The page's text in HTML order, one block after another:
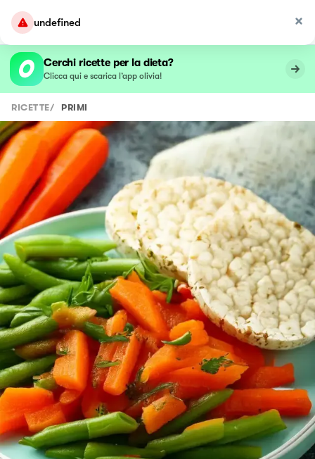
undefined
Cerchi ricette per la dieta?
Clicca qui e scarica l’app olivia!
RICETTE/ PRIMI